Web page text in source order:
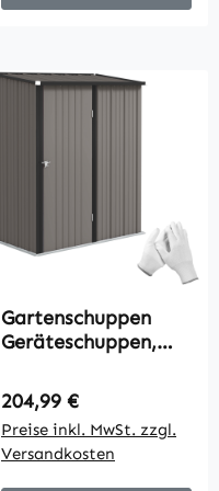
Gartenschuppen
Geräteschuppen,
wetterbeständig,
161,5 cm x 94,5 cm
x 196 cm, Schwarz
Regulärer Preis:
204,99 €
Preise inkl. MwSt. zzgl.
Versandkosten